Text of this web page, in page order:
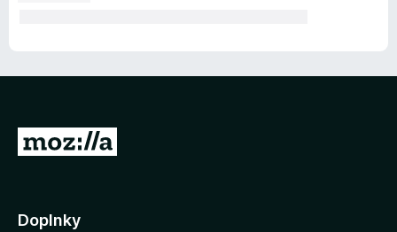
P
j
Doplnky